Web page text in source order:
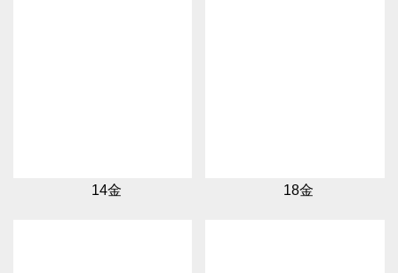
14金 18金